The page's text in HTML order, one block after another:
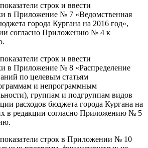
строк и ввести
в Приложение № 7 «Ведомственная
города Кургана на 2016 год»,
согласно Приложению № 4 к
строк и ввести
в Приложение № 8 «Распределение
по целевым статьям
и непрограммным
группам и подгруппам видов
расходов бюджета города Кургана на
в редакции согласно Приложению № 5
строк в Приложении № 10